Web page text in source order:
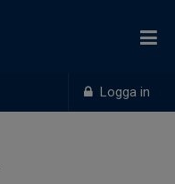
Logga in